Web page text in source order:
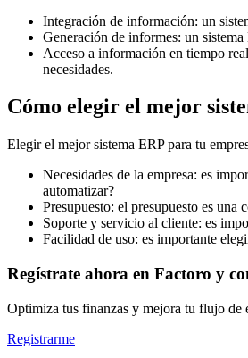
Integración de información: un
Generación de informes: un
Acceso a información en tiempo
necesidades.
Cómo elegir el mejor
Elegir el mejor sistema ERP para tu
Necesidades de la empresa: es
automatizar?
Presupuesto: el presupuesto es
Soporte y servicio al cliente: es
Facilidad de uso: es importante
Regístrate ahora en Factoro y
Optimiza tus finanzas y mejora tu flujo de
Registrarme